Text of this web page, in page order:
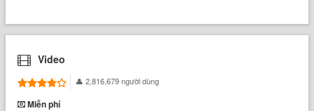
Video
2,816,679 người dùng
Miễn phí